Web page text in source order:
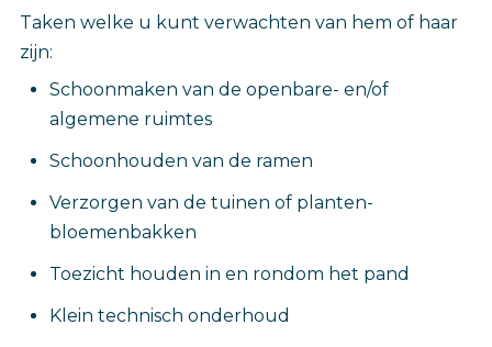
Taken welke u kunt verwachten van hem of haar
zijn:
Schoonmaken van de openbare- en/of
algemene ruimtes
Schoonhouden van de ramen
Verzorgen van de tuinen of planten-
bloemenbakken
Toezicht houden in en rondom het pand
Klein technisch onderhoud